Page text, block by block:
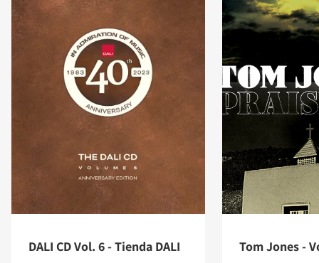
DALI CD Vol. 6 - Tienda DALI Tom Jones -